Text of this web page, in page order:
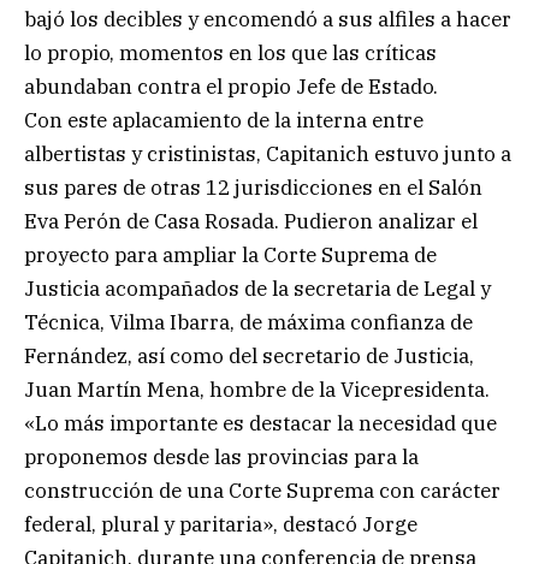
bajó los decibles y encomendó a sus alfiles a hacer
lo propio, momentos en los que las críticas
abundaban contra el propio Jefe de Estado.
Con este aplacamiento de la interna entre
albertistas y cristinistas, Capitanich estuvo junto a
sus pares de otras 12 jurisdicciones en el Salón
Eva Perón de Casa Rosada. Pudieron analizar el
proyecto para ampliar la Corte Suprema de
Justicia acompañados de la secretaria de Legal y
Técnica, Vilma Ibarra, de máxima confianza de
Fernández, así como del secretario de Justicia,
Juan Martín Mena, hombre de la Vicepresidenta.
«Lo más importante es destacar la necesidad que
proponemos desde las provincias para la
construcción de una Corte Suprema con carácter
federal, plural y paritaria», destacó Jorge
Capitanich, durante una conferencia de prensa